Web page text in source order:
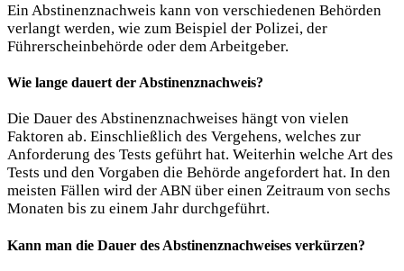
Ein Abstinenznachweis kann von verschiedenen Behörden
verlangt werden, wie zum Beispiel der Polizei, der
Führerscheinbehörde oder dem Arbeitgeber.
Wie lange dauert der Abstinenznachweis?
Die Dauer des Abstinenznachweises hängt von vielen
Faktoren ab. Einschließlich des Vergehens, welches zur
Anforderung des Tests geführt hat. Weiterhin welche Art des
Tests und den Vorgaben die Behörde angefordert hat. In den
meisten Fällen wird der ABN über einen Zeitraum von sechs
Monaten bis zu einem Jahr durchgeführt.
Kann man die Dauer des Abstinenznachweises verkürzen?